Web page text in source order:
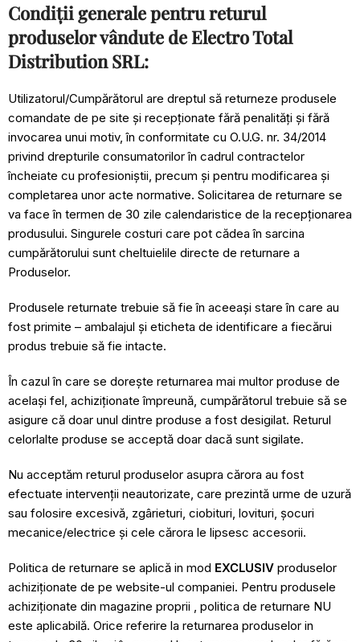
Condiții generale pentru returul
produselor vândute de Electro Total
Distribution SRL:
Utilizatorul/Cumpărătorul are dreptul să returneze produsele
comandate de pe site și recepționate fără penalități și fără
invocarea unui motiv, în conformitate cu O.U.G. nr. 34/2014
privind drepturile consumatorilor în cadrul contractelor
încheiate cu profesioniștii, precum și pentru modificarea și
completarea unor acte normative. Solicitarea de returnare se
va face în termen de 30 zile calendaristice de la recepționarea
produsului. Singurele costuri care pot cădea în sarcina
cumpărătorului sunt cheltuielile directe de returnare a
Produselor.
Produsele returnate trebuie să fie în aceeași stare în care au
fost primite – ambalajul și eticheta de identificare a fiecărui
produs trebuie să fie intacte.
În cazul în care se dorește returnarea mai multor produse de
același fel, achiziționate împreună, cumpărătorul trebuie să se
asigure că doar unul dintre produse a fost desigilat. Returul
celorlalte produse se acceptă doar dacă sunt sigilate.
Nu acceptăm returul produselor asupra cărora au fost
efectuate intervenții neautorizate, care prezintă urme de uzură
sau folosire excesivă, zgârieturi, ciobituri, lovituri, șocuri
mecanice/electrice și cele cărora le lipsesc accesorii.
Politica de returnare se aplică in mod EXCLUSIV produselor
achiziționate de pe website-ul companiei. Pentru produsele
achiziționate din magazine proprii , politica de returnare NU
este aplicabilă. Orice referire la returnarea produselor in